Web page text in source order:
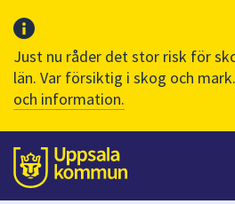
Just nu råder det stor risk för
län. Var försiktig i skog och mark.
och information.
Till sidans
huvudinnehåll